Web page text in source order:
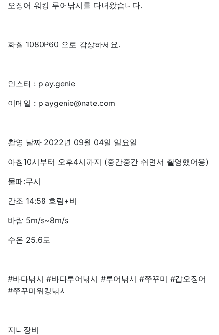
오징어 워킹 루어낚시를 다녀왔습니다.
화질 1080P60 으로 감상하세요.
인스타 : play.genie
이메일 : playgenie@nate.com
촬영 날짜 2022년 09월 04일 일요일
아침10시부터 오후4시까지 (중간중간 쉬면서 촬영했어용)
물때:무시
간조 14:58 흐림+비
바람 5m/s~8m/s
수온 25.6도
#바다낚시 #바다루어낚시 #루어낚시 #쭈꾸미 #갑오징어
#쭈꾸미워킹낚시
지니장비